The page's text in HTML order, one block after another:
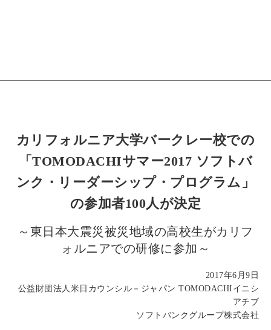
カリフォルニア大学バークレー校での
「TOMODACHIサマー2017 ソフトバ
ンク・リーダーシップ・プログラム」
の参加者100人が決定
～東日本大震災被災地域の高校生がカリフ
ォルニアでの研修に参加～
2017年6月9日
公益財団法人米日カウンシル－ジャパン TOMODACHIイニシ
アチブ
ソフトバンクグループ株式会社